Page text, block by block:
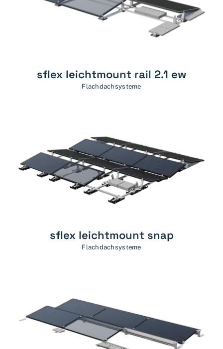
sflex leichtmount rail 2.1 ew
Flachdachsysteme
sflex leichtmount snap
Flachdachsysteme